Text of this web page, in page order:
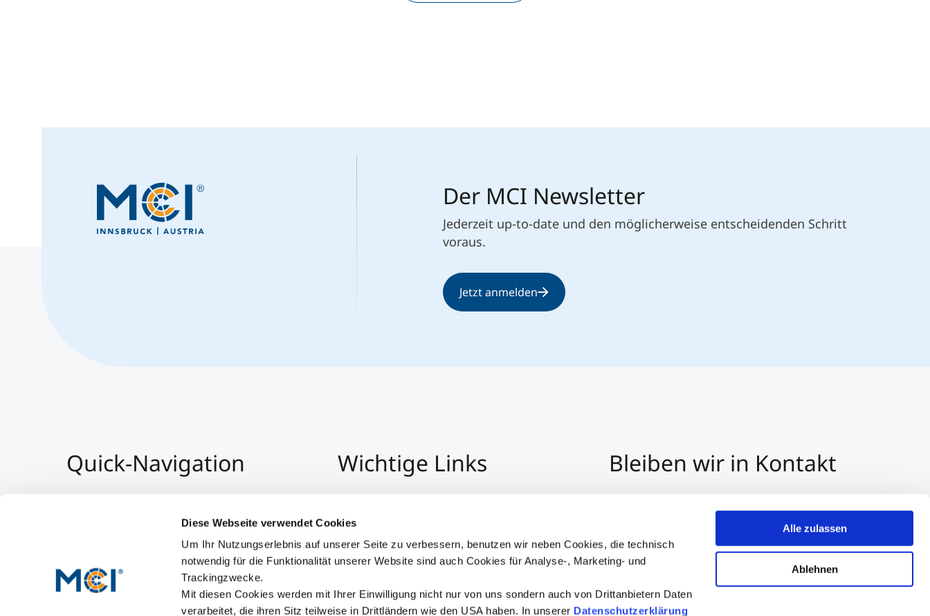
Diese Webseite verwendet Cookies
Um Ihr Nutzungserlebnis auf unserer Seite zu verbessern, benutzen wir neben Cookies, die technisch
notwendig für die Funktionalität unserer Website sind auch Cookies für Analyse-, Marketing- und
Trackingzwecke.
Mit diesen Cookies werden mit Ihrer Einwilligung nicht nur von uns sondern auch von Drittanbietern Daten
verarbeitet, die ihren Sitz teilweise in Drittländern wie den USA haben. In unserer Datenschutzerklärung
Alle zulassen
Ablehnen
Der MCI Newsletter
Jederzeit up-to-date und den möglicherweise entscheidenden Schritt
voraus.
Jetzt anmelden
Quick-Navigation Wichtige Links
Datenschutz
Hinweisgeber:Innensystem
Barrierefreiheit
Bleiben wir in Kontakt
Per Whatsapp kontaktieren